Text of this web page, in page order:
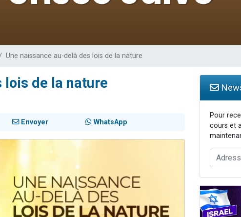
donner son Maasser
Une naissance au-delà des lois de la nature
lois de la nature
Envoyer WhatsApp
Pour
cours et